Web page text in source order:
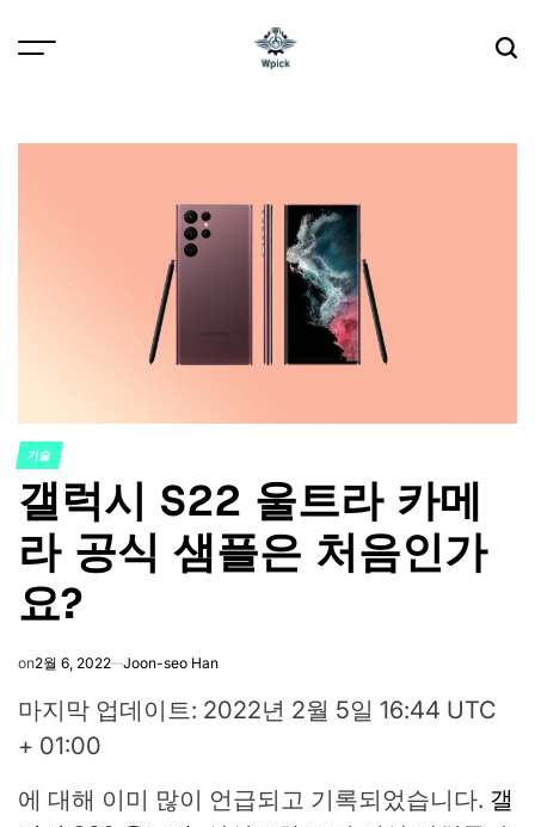
POSTED
IN
기술
갤럭시 S22 울트라 카메
라 공식 샘플은 처음인가
요?
on2월 6, 2022 Joon-seo Han
마지막 업데이트: 2022년 2월 5일 16:44 UTC
+ 01:00
에 대해 이미 많이 언급되고 기록되었습니다. 갤